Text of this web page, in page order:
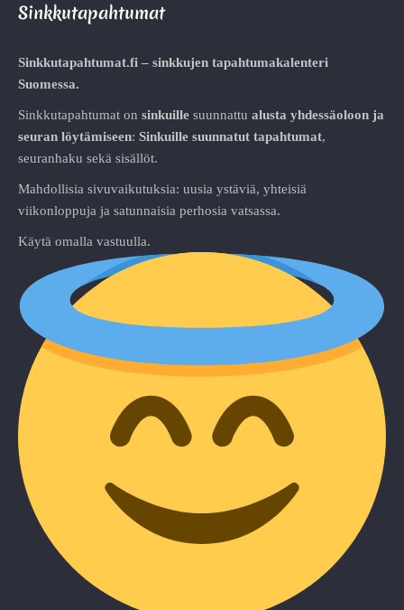
Sinkkutapahtumat
Sinkkutapahtumat.fi – sinkkujen tapahtumakalenteri
Suomessa.
Sinkkutapahtumat on sinkuille suunnattu alusta yhdessäoloon ja
seuran löytämiseen: Sinkuille suunnatut tapahtumat,
seuranhaku sekä sisällöt.
Mahdollisia sivuvaikutuksia: uusia ystäviä, yhteisiä
viikonloppuja ja satunnaisia perhosia vatsassa.
Käytä omalla vastuulla.